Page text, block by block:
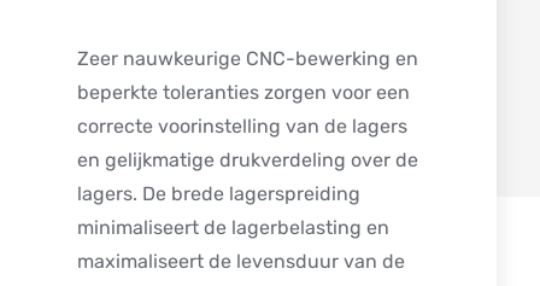
Zeer nauwkeurige CNC-bewerking en
beperkte toleranties zorgen voor een
correcte voorinstelling van de lagers
en gelijkmatige drukverdeling over de
lagers. De brede lagerspreiding
minimaliseert de lagerbelasting en
maximaliseert de levensduur van de